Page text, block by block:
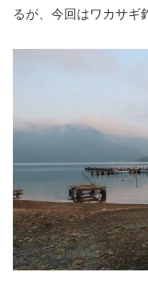
るが、今回はワカサギ